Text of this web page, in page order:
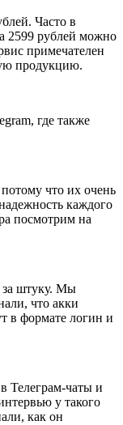
Часто в
2599 рублей можно
примечателен
продукцию.
где также
что их очень
каждого
посмотрим на
за штуку. Мы
что акки
в формате логин и
Телеграм-чаты и
у такого
как он